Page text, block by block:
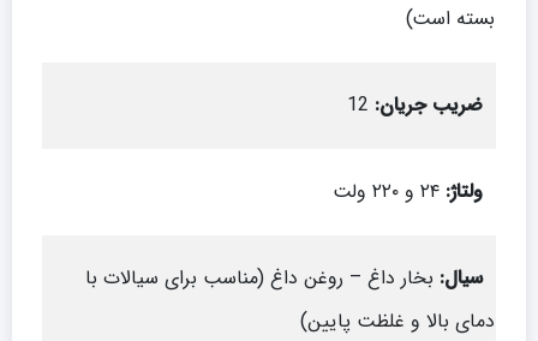
بسته است)
ضریب جریان:
ولتاژ:
سیال: بخار داغ – روغن داغ (مناسب برای سیالات با
دمای بالا و غلظت پایین)